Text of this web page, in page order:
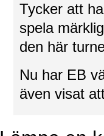
Tycker att
spela
den här
Nu har EB
även visat